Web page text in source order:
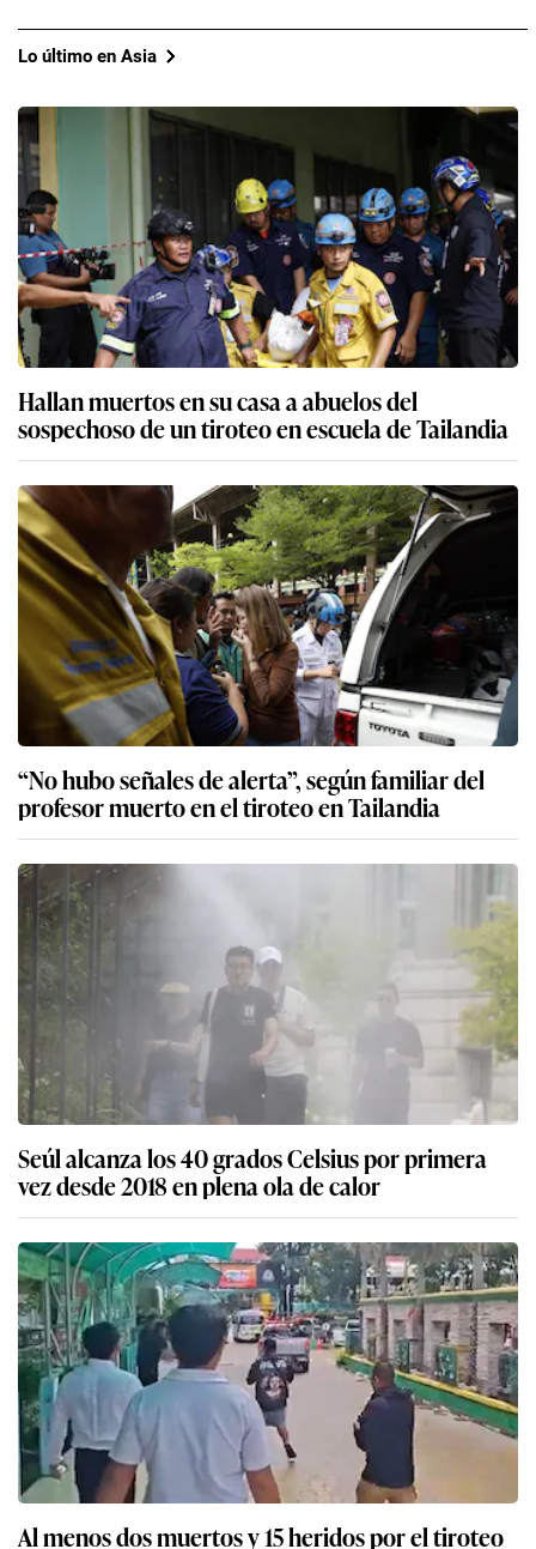
Lo último en Asia
Hallan muertos en su casa a abuelos del
sospechoso de un tiroteo en escuela de Tailandia
“No hubo señales de alerta”, según familiar del
profesor muerto en el tiroteo en Tailandia
Seúl alcanza los 40 grados Celsius por primera
vez desde 2018 en plena ola de calor
Al menos dos muertos y 15 heridos por el tiroteo